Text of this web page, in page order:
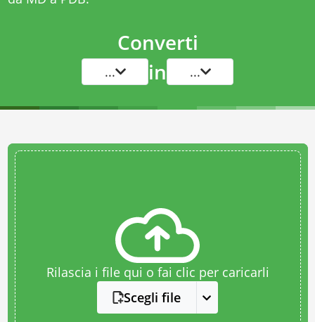
Converti
... in ...
Rilascia i file qui o fai clic per caricarli
Scegli file